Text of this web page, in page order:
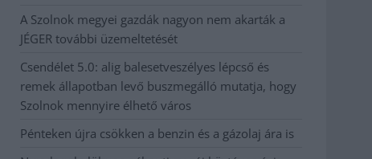
A Szolnok megyei gazdák nagyon nem akarták a
JÉGER további üzemeltetését
Csendélet 5.0: alig balesetveszélyes lépcső és
remek állapotban levő buszmegálló mutatja, hogy
Szolnok mennyire élhető város
Pénteken újra csökken a benzin és a gázolaj ára is